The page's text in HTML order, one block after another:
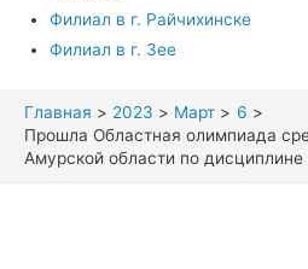
Филиал в г. Райчихинске
Филиал в г. Зее
Главная 2023 Март
6
Прошла Областная олимпиада
Амурской области по дисциплине